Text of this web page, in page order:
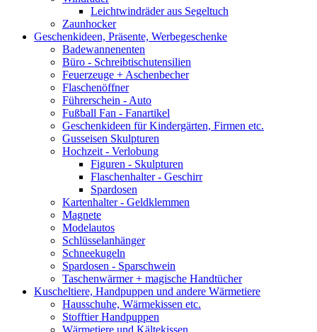
Leichtwindräder aus Segeltuch
Zaunhocker
Geschenkideen, Präsente, Werbegeschenke
Badewannenenten
Büro - Schreibtischutensilien
Feuerzeuge + Aschenbecher
Flaschenöffner
Führerschein - Auto
Fußball Fan - Fanartikel
Geschenkideen für Kindergärten, Firmen etc.
Gusseisen Skulpturen
Hochzeit - Verlobung
Figuren - Skulpturen
Flaschenhalter - Geschirr
Spardosen
Kartenhalter - Geldklemmen
Magnete
Modelautos
Schlüsselanhänger
Schneekugeln
Spardosen - Sparschwein
Taschenwärmer + magische Handtücher
Kuscheltiere, Handpuppen und andere Wärmetiere
Hausschuhe, Wärmekissen etc.
Stofftier Handpuppen
Wärmetiere und Kältekissen